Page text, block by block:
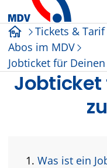
Startseite
Tickets &
Abos im MDV
Jobticket für
Jobticket
Was ist ein